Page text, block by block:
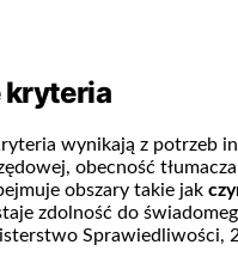
kryteria
wynikają z potrzeb
obecność
obszary takie jak
zdolność do
Sprawiedliwości,